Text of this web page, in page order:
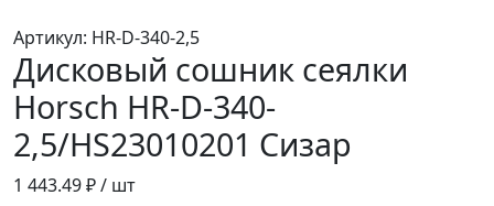
Артикул: HR-D-340-2,5
Дисковый сошник сеялки
Horsch HR-D-340-
2,5/HS23010201 Сизар
1 443.49₽ / шт